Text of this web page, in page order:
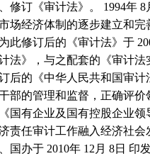
修订《审计法》。 1994年 8
场经济体制的逐步建立和
此修订后的《审计法》于
法》，与之配套的《审计法
后的《中华人民共和国审计
部的管理和监督，正确评
国有企业及国有控股企业
责任审计工作融入经济社
国办于 2010年 12 月 8日 印